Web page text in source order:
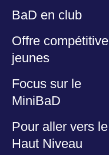
BaD en club
Offre compétitive
jeunes
Focus sur le
MiniBaD
Pour aller vers le
Haut Niveau